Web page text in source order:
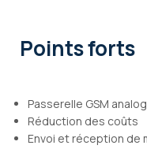
Points forts
Passerelle GSM
Réduction des coûts
Envoi et réception de